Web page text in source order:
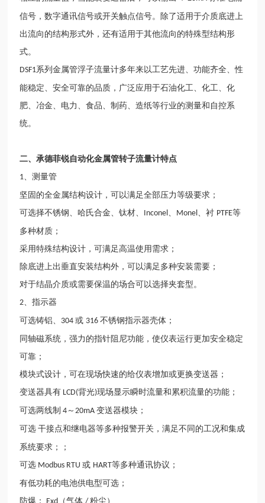
信号，数字通讯信号或开关触点信号。除了适用于介质底进上
出流向的结构形式外，还有适用于其他流向的特殊型结构形
式。
DSF1系列金属管浮子流量计多年来以工艺先进、功能齐全、性
能稳定、安全可靠的品质，广泛应用于石油化工、化工、化
肥、冶金、电力、食品、制药、造纸等行业的测量和自控系
统。
二、承德菲锐自动化金属管转子流量计特点
1 、测量管
坚固的全金属结构设计，可以满足全部压力等级要求；
可选择不锈钢、哈氏合金、钛材、 Inconel Monel 、衬 PTFE等
多种材质；
采用特殊结构设计，可满足高温使用需求；
除底进上出垂直安装结构外，可以满足多种安装需要；
对于结晶介质或需要保温的场合可以选择夹套型。
2 、指示器
可选铸铝、 304或 316不锈钢指示器壳体；
同轴磁系统，强力的指针阻尼功能，使仪表运行更加安全稳定
可靠；
模块式设计，可在现场快速的给仪表增加或更换变送器；
变送器具有 LCD(背光)现场显示瞬时流量和累积流量的功能；
可选两线制 4 ～ 20mA变送器模块；
可选 干接点和继电器等多种报警开关，满足不同的工况和集成
系统要求；；
可选 Modbus RTU或 HART等多种通讯协议；
有低功耗的电池供电型可选；
防爆：
（气体 粉尘）